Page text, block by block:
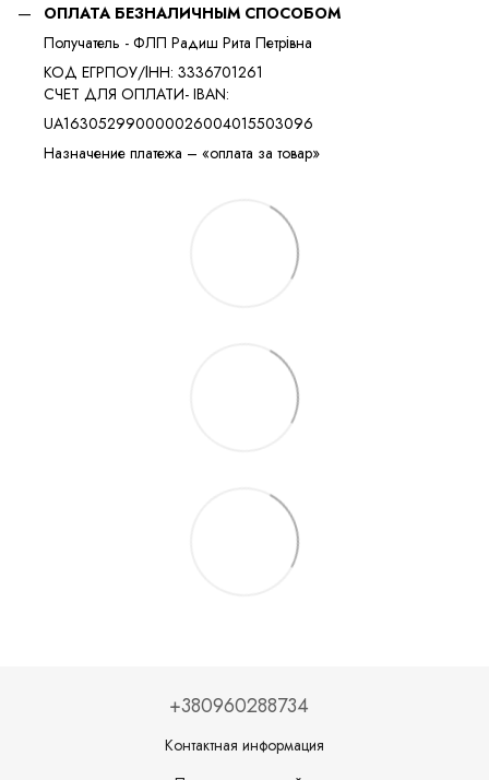
ОПЛАТА БЕЗНАЛИЧНЫМ СПОСОБОМ
Получатель - ФЛП Радиш Рита Петрівна
КОД ЕГРПОУ/ІНН: 3336701261
​​СЧЕТ ДЛЯ ОПЛАТИ- IBAN:
UA163052990000026004015503096
Назначение платежа – «оплата за товар»
+380960288734
Контактная информация